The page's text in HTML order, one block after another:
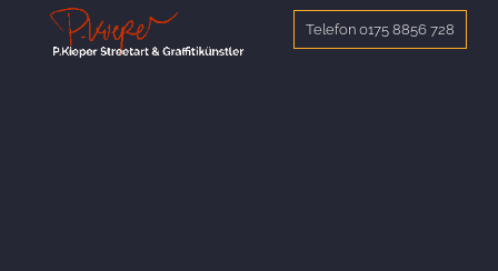
Telefon 0175 8856 728